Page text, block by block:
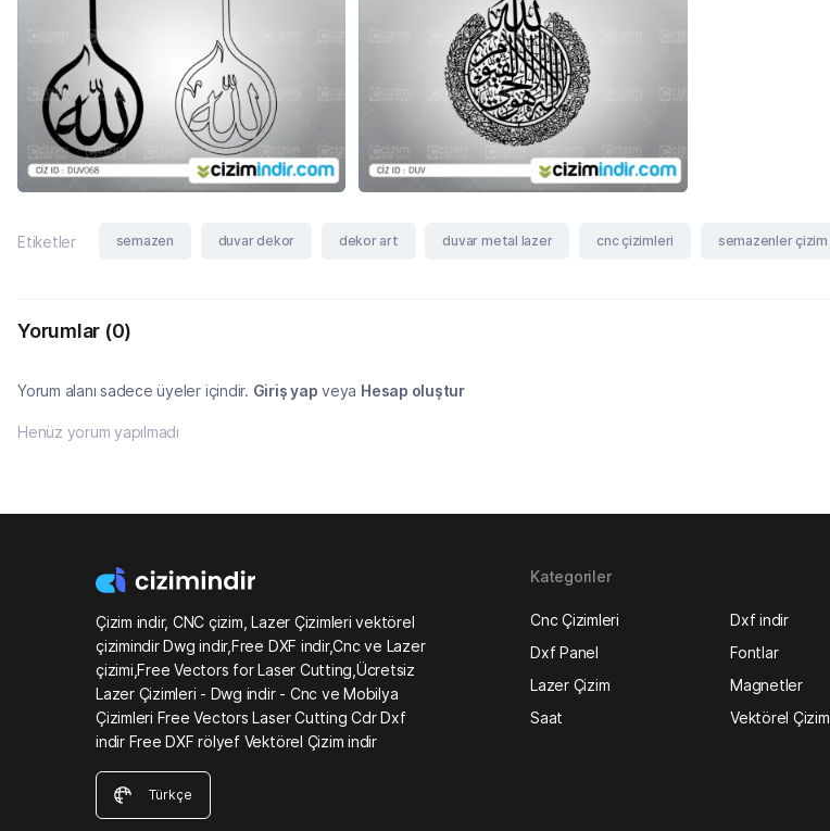
Etiketler semazen duvar dekor dekor art duvar metal lazer cnc çizimleri semazenler çizim
Yorumlar (0)
Yorum alanı sadece üyeler içindir. Giriş yap veya Hesap oluştur
Henüz yorum yapılmadı
Çizim indir, CNC çizim, Lazer Çizimleri vektörel
çizimindir Dwg indir,Free DXF indir,Cnc ve Lazer
çizimi,Free Vectors for Laser Cutting,Ücretsiz
Lazer Çizimleri - Dwg indir - Cnc ve Mobilya
Çizimleri Free Vectors Laser Cutting Cdr Dxf
indir Free DXF rölyef Vektörel Çizim indir
Türkçe
Kategoriler
Cnc Çizimleri
Dxf indir
Dxf Panel
Fontlar
Lazer Çizim
Magnetler
Saat
Vektörel Çizim